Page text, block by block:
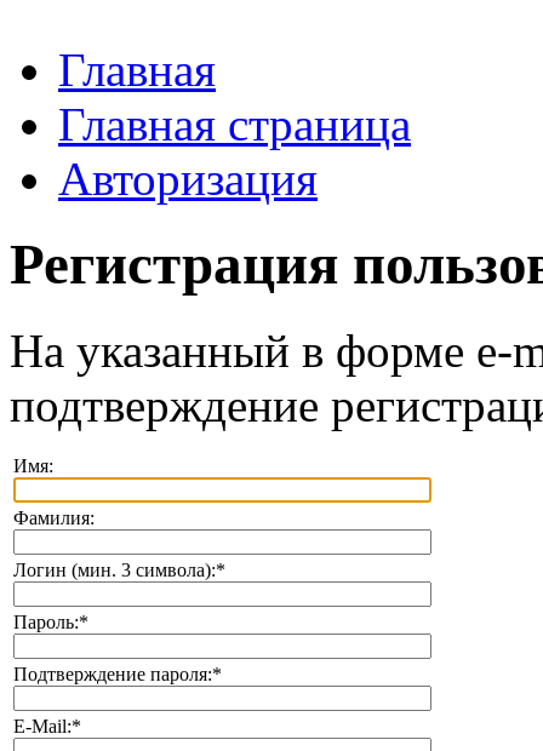
Главная
Главная страница
Авторизация
Регистрация
На указанный в форме e-
подтверждение
Имя:
Фамилия:
Логин (мин. 3 символа):*
Пароль:*
Подтверждение пароля:*
E-Mail:*